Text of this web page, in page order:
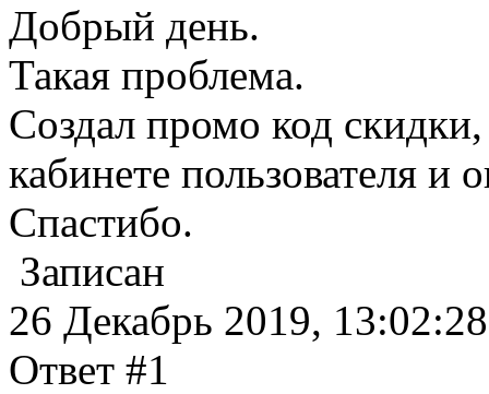
Добрый день.
Такая проблема.
Создал промо код
кабинете пользователя и
Спастибо.
Записан
26 Декабрь 2019, 13:02:28
Ответ #1